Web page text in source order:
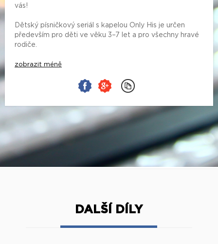
vás!
Dětský písničkový seriál s kapelou Only His je určen
především pro děti ve věku 3–7 let a pro všechny hravé
rodiče.
zobrazit méně
DALŠÍ DÍLY